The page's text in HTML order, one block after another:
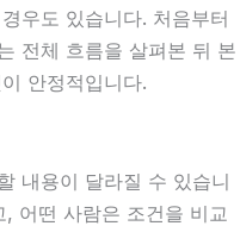
우도 있습니다. 처음부터
전체 흐름을 살펴본 뒤 본
안정적입니다.
내용이 달라질 수 있습니
어떤 사람은 조건을 비교